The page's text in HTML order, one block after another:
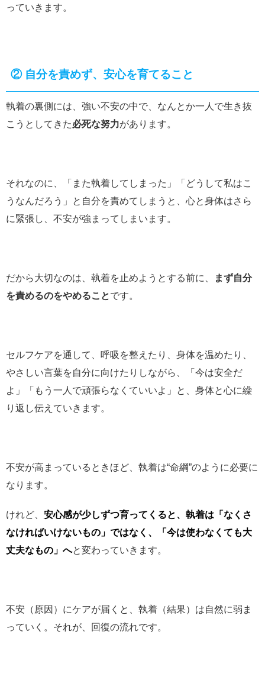
っていきます。
② 自分を責めず、安心を育てること
執着の裏側には、強い不安の中で、なんとか一人で生き抜
こうとしてきた必死な努力があります。
それなのに、「また執着してしまった」「どうして私はこ
うなんだろう」と自分を責めてしまうと、心と身体はさら
に緊張し、不安が強まってしまいます。
だから大切なのは、執着を止めようとする前に、
まず自分
を責めるのをやめることです。
セルフケアを通して、呼吸を整えたり、身体を温めたり、
やさしい言葉を自分に向けたりしながら、「今は安全だ
よ」「もう一人で頑張らなくていいよ」と、身体と心に繰
り返し伝えていきます。
不安が高まっているときほど、執着は“命綱”のように必要に
なります。
けれど、 安心感が少しずつ育ってくると、執着は「なくさ
なければいけないもの」ではなく、「今は使わなくても大
丈夫なもの」へと変わっていきます。
不安（原因）にケアが届くと、執着（結果）は自然に弱ま
っていく。それが、回復の流れです。